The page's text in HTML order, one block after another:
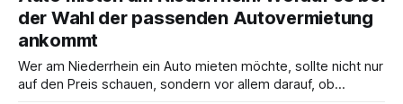
wirkt sich darauf aus, wie warm ein Wohnzimmer
der Wahl der passenden Autovermietung
ankommt
Wer am Niederrhein ein Auto mieten möchte, sollte nicht nur
auf den Preis schauen, sondern vor allem darauf, ob